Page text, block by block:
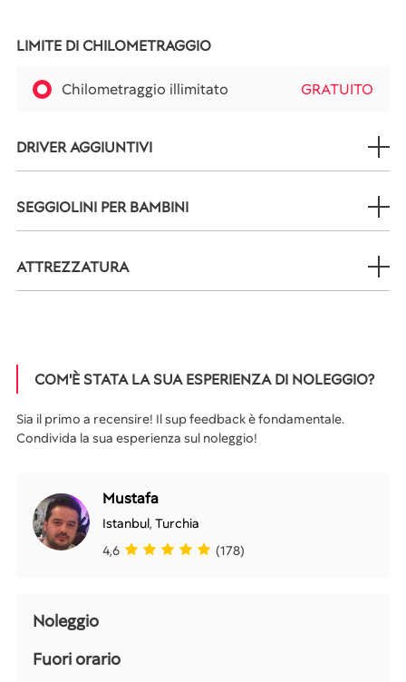
LIMITE DI CHILOMETRAGGIO
Chilometraggio illimitato GRATUITO
DRIVER AGGIUNTIVI
SEGGIOLINI PER BAMBINI
ATTREZZATURA
COM'È STATA LA SUA ESPERIENZA DI NOLEGGIO?
Sia il primo a recensire! Il sup feedback è fondamentale.
Condivida la sua esperienza sul noleggio!
Mustafa
Istanbul, Turchia
4,6
(178)
Noleggio
Fuori orario